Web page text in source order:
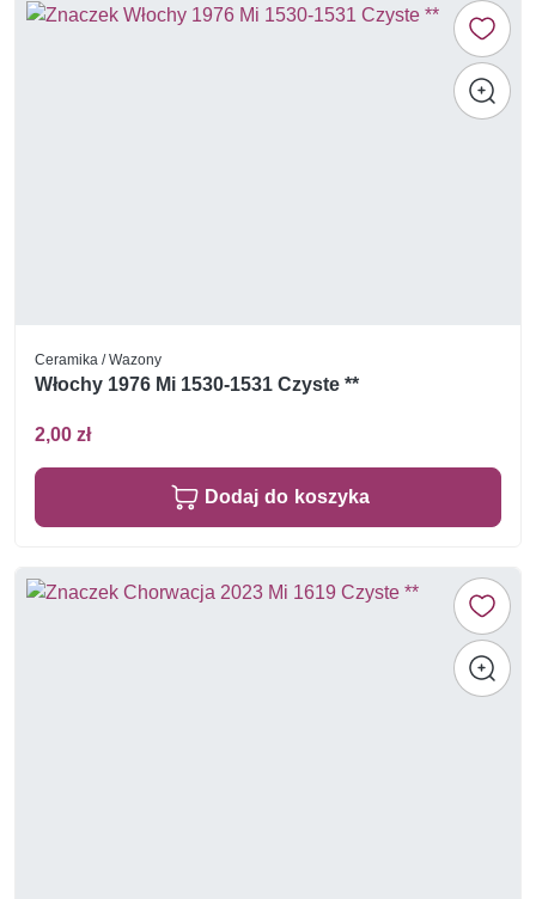
Ceramika / Wazony
Włochy 1976 Mi 1530-1531 Czyste **
2,00 zł
Dodaj do koszyka